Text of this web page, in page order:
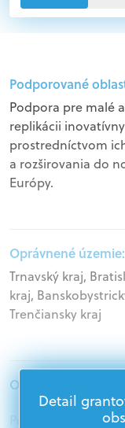
Podporované
Podpora pre malé
replikácii
prostredníctvom
a rozširovania do
Európy.
Oprávnené územie:
Trnavský kraj,
kraj,
Trenčiansky kraj
Oprávnení žiadatelia:
Detail